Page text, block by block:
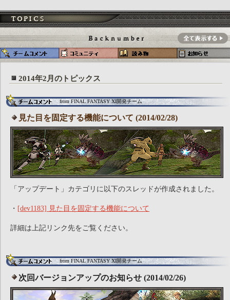
2014年2月のトピックス
from FINAL FANTASY XI開発チーム
見た目を固定する機能について (2014/02/28)
「アップデート」カテゴリに以下のスレッドが作成されました。
・ [dev1183] 見た目を固定する機能について
詳細は上記リンク先をご覧ください。
from FINAL FANTASY XI開発チーム
次回バージョンアップのお知らせ (2014/02/26)